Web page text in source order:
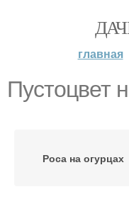
главная
Пустоцвет
Роса на огурцах